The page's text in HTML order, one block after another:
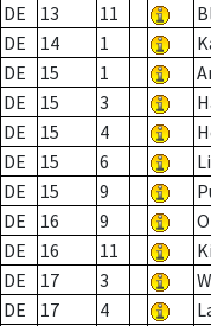
DE
13 11
DE
14 1
DE
15 1
DE
15 3
DE
15 4
DE
15 6
DE
15 9
DE
16 9
DE
16 11
DE
17 3
DE
17 4